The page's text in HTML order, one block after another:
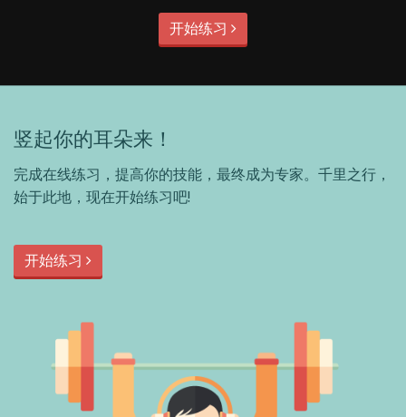
开始练习
竖起你的耳朵来！
完成在线练习，提高你的技能，最终成为专家。千里之行，
始于此地，现在开始练习吧!
开始练习